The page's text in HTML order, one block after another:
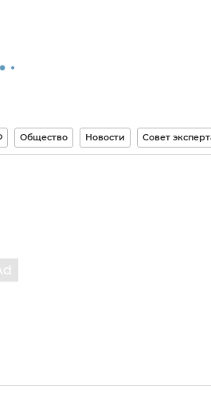
Общество Новости Совет